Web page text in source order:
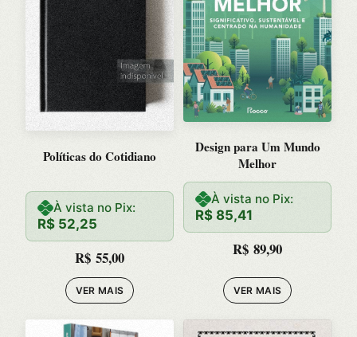
Políticas do Cotidiano
À vista no Pix:
R$ 52,25
R$ 55,00
VER MAIS
Design para Um Mundo
Melhor
À vista no Pix:
R$ 85,41
R$ 89,90
VER MAIS